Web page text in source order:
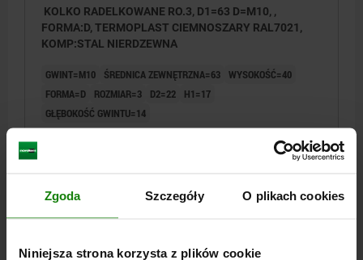
Zgoda Szczegóły O plikach cookies
Niniejsza strona korzysta z plików cookie
KOLKO RADELKOWANE RO.3, D1=63 D=M10, ,
FORMA:D, TERMOPLAST CIEMNOSZARY RAL7021,
KOMP:STAL NIERDZEWNA
GWINT=M10 ŚREDNICA ZEWNĘTRZNA=63 WYSOKOŚĆ=40
FORMA=D
ROZMIAR=3 D2=22
H1=17
GŁĘBOKOŚĆ GWINTU=14
plus VAT
plus koszty wysyłki
06267